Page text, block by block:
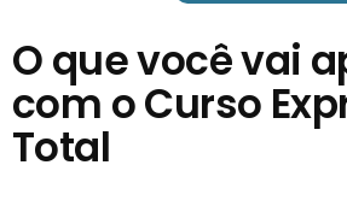
O que você vai
com o Curso
Total